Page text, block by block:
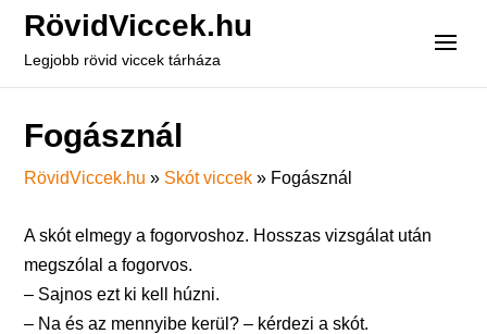
RövidViccek.hu
Legjobb rövid viccek tárháza
Fogásznál
RövidViccek.hu » Skót viccek » Fogásznál
A skót elmegy a fogorvoshoz. Hosszas vizsgálat után
megszólal a fogorvos.
– Sajnos ezt ki kell húzni.
– Na és az mennyibe kerül? – kérdezi a skót.